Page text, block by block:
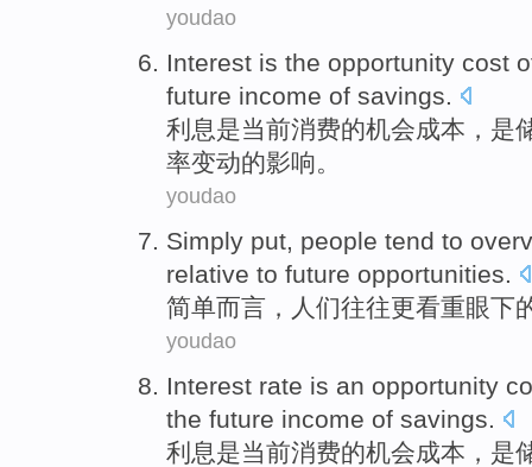
youdao
Interest is the opportunity cost
future income of savings.
利息是当前消费的机会成本 ， 是
率变动的影响。
youdao
Simply put, people tend to
relative to future opportunities.
简单而言， 人们往往更看重眼下
youdao
Interest rate is an opportunity
the future income of savings.
利息是当前消费的机会成本 ， 是